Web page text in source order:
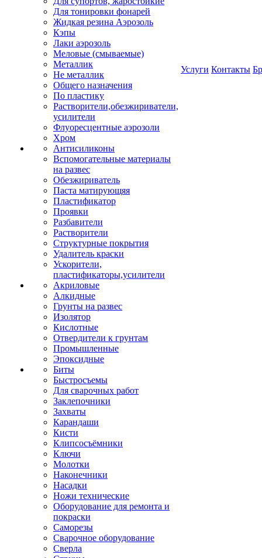
Для тонировки фонарей
Жидкая резина Аэрозоль
Кэпы
Лаки аэрозоль
Меловые (смываемые)
Металлик
Не металлик
Общего назначения
По пластику
Растворители,обезжириватели,
усилители
Флуоресцентные аэрозоли
Хром
Антисиликоны
Вспомогательные материалы
на развес
Обезжириватель
Паста матирующяя
Пластификатор
Проявки
Разбавители
Растворители
Структурные покрытия
Удалитель краски
Ускорители,
пластификаторы,усилители
Акриловые
Алкидные
Грунты на развес
Изолятор
Кислотные
Отвердители к грунтам
Промышленные
Эпоксидные
Биты
Быстросъемы
Для сварочных работ
Заклепочники
Захваты
Карандаши
Кисти
Клипсосъёмники
Ключи
Молотки
Наконечники
Насадки
Ножи технические
Оборудование для ремонта и
покраски
Саморезы
Сварочное оборудование
Сверла
Услуги Контакты